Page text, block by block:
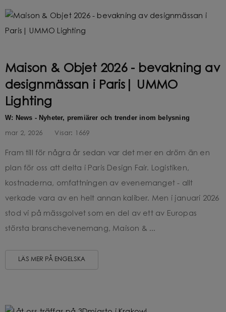
Maison & Objet 2026 - bevakning av
designmässan i Paris| UMMO
Lighting
W: News - Nyheter, premiärer och trender inom belysning
mar 2, 2026 Visar: 1669
Fram till för några år sedan var det mer en dröm än en
plan för oss att delta i Paris Design Fair. Logistiken,
kostnaderna, omfattningen av evenemanget - allt
verkade vara av en helt annan kaliber. Men i januari 2026
stod vi på mässgolvet som en del av ett av Europas
största branschevenemang, Maison & ...
LÄS MER PÅ ENGELSKA